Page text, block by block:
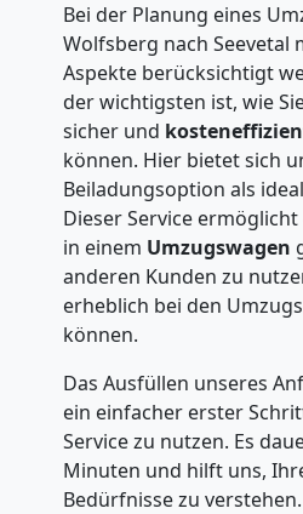
Bei der Planung eines
Wolfsberg nach Seevetal
Aspekte berücksichtigt
der wichtigsten ist, wie
sicher und
können. Hier bietet sich
Beiladungsoption als
Dieser Service
in einem Umzugswagen
anderen Kunden zu
erheblich bei den
können.
Das Ausfüllen unseres
ein einfacher erster
Service zu nutzen. Es
Minuten und hilft uns,
Bedürfnisse zu